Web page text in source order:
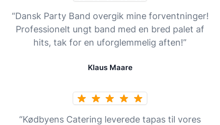
“Dansk Party Band overgik mine forventninger!
Professionelt ungt band med en bred palet af
hits, tak for en uforglemmelig aften!”
Klaus Maare
“Kødbyens Catering leverede tapas til vores